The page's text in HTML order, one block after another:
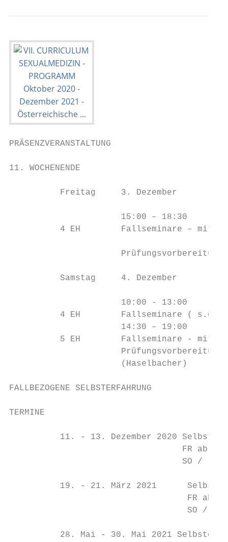
PRÄSENZVERANSTALTUNG
11. WOCHENENDE
          Freitag     3. Dezember
                      15:00 – 18:30
4 EH        Fallseminare – mit
Prüfungsvorbereitung
          Samstag     4. Dezember
                      10:00 - 13:00
          4 EH        Fallseminare ( s.o.)
                      14:30 – 19:00
5 EH        Fallseminare - mit
                      Prüfungsvorbereitung
                      (Haselbacher)
FALLBEZOGENE SELBSTERFAHRUNG
TERMINE
11. - 13. Dezember 2020
FR ab
SO / lt
19. - 21. März 2021
FR ab
SO / lt
28. Mai - 30. Mai 2021